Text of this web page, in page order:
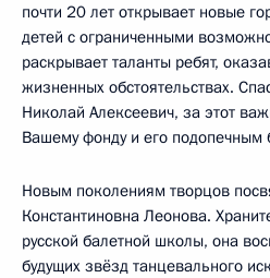
почти 20 лет открывает новые
детей с ограниченными
раскрывает таланты ребят,
жизненных обстоятельствах.
Николай Алексеевич, за этот
Вашему фонду и его подопечным
Новым поколениям творцов
Константиновна Леонова.
русской балетной школы, она
будущих звёзд танцевального